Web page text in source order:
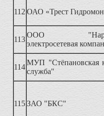
112 ОАО «Трест
113
ООО "Наро-
электросетевая
114
МУП "Стёпановская
служба"
115ЗАО "БКС"